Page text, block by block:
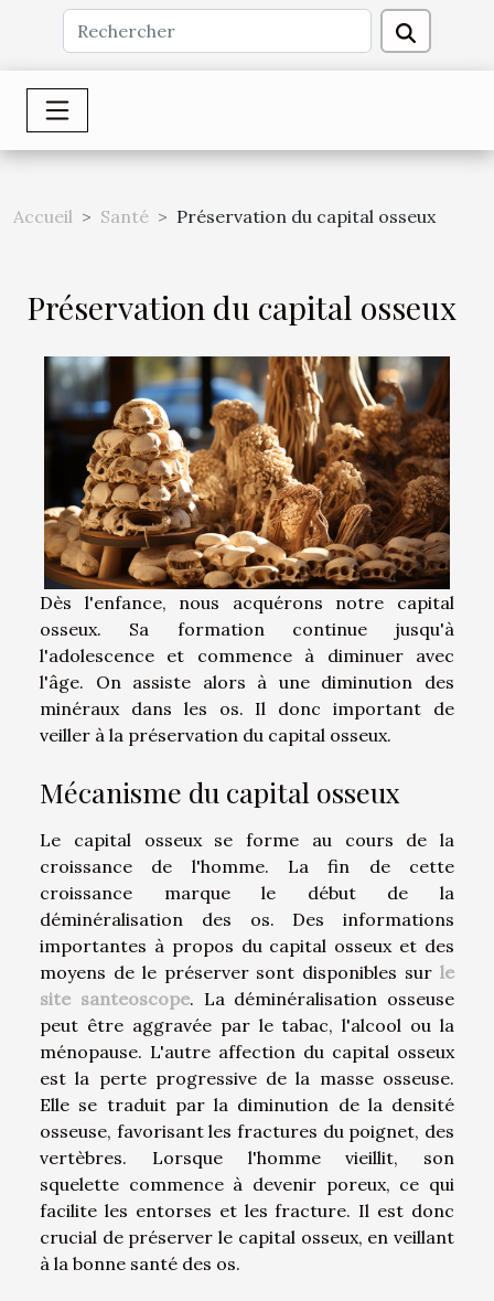
Accueil Santé Préservation du capital osseux
Préservation du capital osseux
Dès l'enfance, nous acquérons notre capital
osseux. Sa formation continue jusqu'à
l'adolescence et commence à diminuer avec
l'âge. On assiste alors à une diminution des
minéraux dans les os. Il donc important de
veiller à la préservation du capital osseux.
Mécanisme du capital osseux
Le capital osseux se forme au cours de la
croissance de l'homme. La fin de cette
croissance marque le début de la
déminéralisation des os. Des informations
importantes à propos du capital osseux et des
moyens de le préserver sont disponibles sur le
site santeoscope. La déminéralisation osseuse
peut être aggravée par le tabac, l'alcool ou la
ménopause. L'autre affection du capital osseux
est la perte progressive de la masse osseuse.
Elle se traduit par la diminution de la densité
osseuse, favorisant les fractures du poignet, des
vertèbres. Lorsque l'homme vieillit, son
squelette commence à devenir poreux, ce qui
facilite les entorses et les fracture. Il est donc
crucial de préserver le capital osseux, en veillant
à la bonne santé des os.